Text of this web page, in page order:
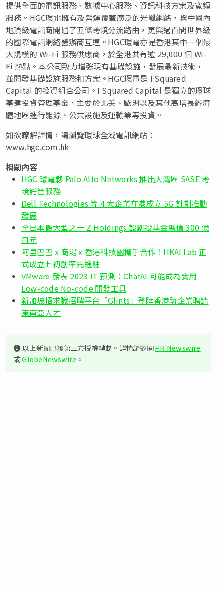
提供全面的電訊服務、數據中心服務、資訊科技方案及寬頻
服務。HGC環電擁有及營運覆蓋廣泛的光纖網絡，與中國內
地頂級電訊商開通了五條跨境分流路由，更與過百間世界級
的國際電訊網絡營辦商互連。HGC環電亦是香港其中一個最
大規模的 Wi-Fi 服務供應商，於全港共有逾 29,000 個 Wi-
Fi 熱點。本公司致力增強現有基礎設施，發展最新技術，
並開發基礎設施服務和方案。HGC環電是 I Squared
Capital 的投資組合公司。I Squared Capital 是獨立的環球
基建投資管理基金，主要於北美、歐洲以及其他高增長經濟
體地區進行能源、公共設施及運輸業等投資。
如欲瞭解詳情，請瀏覽環球全域電訊網站：
www.hgc.com.hk
相關內容
HGC 環電夥 Palo Alto Networks 推出大灣區 SASE 跨
境託管服務
Dell Technologies 等 4 大企業在港成立 5G 計劃推動
發展
全日本最大型之一 Z Holdings 設創投基金總值 300 億
日元
阿里巴巴 x 商湯 x 香港科技園攜手合作！HKAI Lab 正
式成立七初創率先進駐
VMware 發表 2023 IT 預測：ChatAI 可能成為實用
Low-code No-code 開發工具
新加坡招求職招聘平台「Glints」登陸香港助企業聘請
東南亞人才
以上新聞已獲第三方授權轉載。詳情請參閱PR Newswire
或GlobeNewswire 。